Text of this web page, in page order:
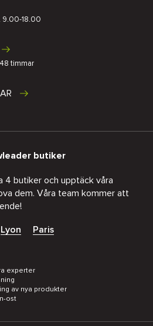
9.00-18.00
timmar
butiker
4 butiker och upptäck våra
dem. Våra team kommer att
Lyon Paris
experter
av nya produkter
ost